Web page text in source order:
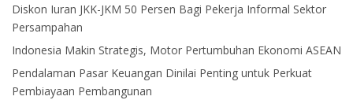
Diskon Iuran JKK-JKM 50 Persen Bagi Pekerja Informal Sektor
Persampahan
Indonesia Makin Strategis, Motor Pertumbuhan Ekonomi ASEAN
Pendalaman Pasar Keuangan Dinilai Penting untuk Perkuat
Pembiayaan Pembangunan